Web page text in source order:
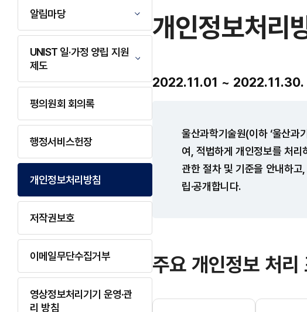
알림마당
UNIST 일·가정 양립 지원
제도
평의원회 회의록
행정서비스헌장
개인정보처리방침
저작권보호
이메일무단수집거부
영상정보처리기기 운영·관
리 방침
개인정보처리
2022.11.01 ~ 2022.11.30.
울산과학기술원(이하 ‘울산과
여, 적법하게 개인정보를 처리
관한 절차 및 기준을 안내하
립·공개합니다.
주요 개인정보 처